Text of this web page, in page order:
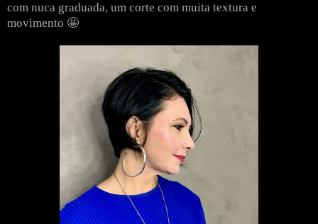
com nuca graduada, um corte com muita textura e
movimento 🤩